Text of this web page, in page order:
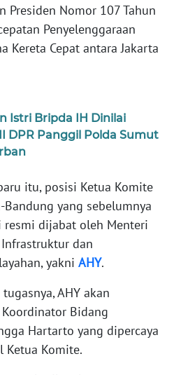
Presiden Nomor 107 Tahun
Penyelenggaraan
Kereta Cepat antara Jakarta
Istri Bripda IH Dinilai
DPR Panggil Polda Sumut
itu, posisi Ketua Komite
Bandung yang sebelumnya
dijabat oleh Menteri
dan
yakni AHY.
AHY akan
Bidang
Hartarto yang dipercaya
Ketua Komite.